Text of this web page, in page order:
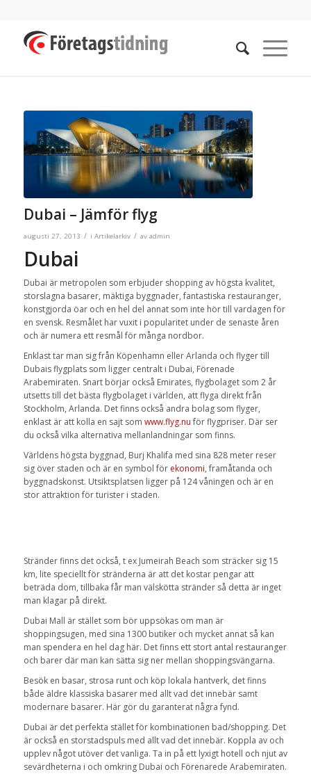
Dubai – Jämför flyg
augusti 27, 2013 / i Artikelarkiv / av admin
Dubai
Dubai är metropolen som erbjuder shopping av högsta kvalitet,
storslagna basarer, mäktiga byggnader, fantastiska restauranger,
konstgjorda öar och en hel del annat som inte hör till vardagen för
en svensk. Resmålet har vuxit i popularitet under de senaste åren
och är numera ett resmål för många nordbor.
Enklast tar man sig från Köpenhamn eller Arlanda och flyger till
Dubais flygplats som ligger centralt i Dubai, Förenade
Arabemiraten. Snart börjar också Emirates, flygbolaget som 2 år
utsetts till det bästa flygbolaget i världen, att flyga direkt från
Stockholm, Arlanda. Det finns också andra bolag som flyger,
enklast är att kolla en sajt som www.flyg.nuför flygpriser. Där ser
du också vilka alternativa mellanlandningar som finns.
Världens högsta byggnad, Burj Khalifa med sina 828 meter reser
sig över staden och är en symbol för ekonomi, framåtanda och
byggnadskonst. Utsiktsplatsen ligger på 124 våningen och är en
stor attraktion för turister i staden.
Stränder finns det också, t ex Jumeirah Beach som sträcker sig 15
km, lite speciellt för stränderna är att det kostar pengar att
beträda dom, tillbaka får man välskötta stränder så detta är inget
man klagar på direkt.
Dubai Mall är stället som bör uppsökas om man är
shoppingsugen, med sina 1300 butiker och mycket annat så kan
man spendera en hel dag här. Det finns ett stort antal restauranger
och barer där man kan sätta sig ner mellan shoppingsvängarna.
Besök en basar, strosa runt och köp lokala hantverk, det finns
både äldre klassiska basarer med allt vad det innebär samt
modernare basarer. Här gör du garanterat några fynd.
Dubai är det perfekta stället för kombinationen bad/shopping. Det
är också en storstadspuls med allt vad det innebär. Koppla av och
upplev något utöver det vanliga. Ta in på ett lyxigt hotell och njut av
sevärdheterna i och omkring Dubai och Förenarede Arabemiraten.